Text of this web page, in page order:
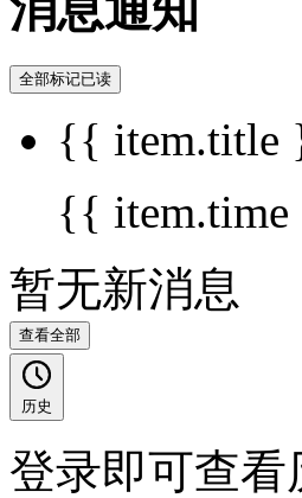
全部标记已读
{{ item.title
{{
暂无新消息
查看全部
历史
登录即可查看